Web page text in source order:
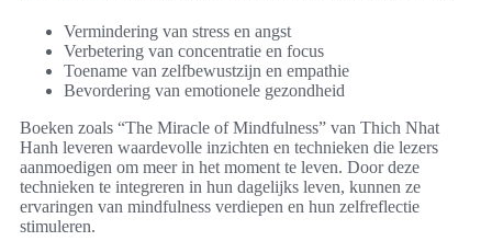
Vermindering van stress en angst
Verbetering van concentratie en focus
Toename van zelfbewustzijn en empathie
Bevordering van emotionele gezondheid
Boeken zoals “The Miracle of Mindfulness” van Thich Nhat
Hanh leveren waardevolle inzichten en technieken die lezers
aanmoedigen om meer in het moment te leven. Door deze
technieken te integreren in hun dagelijks leven, kunnen ze
ervaringen van mindfulness verdiepen en hun zelfreflectie
stimuleren.